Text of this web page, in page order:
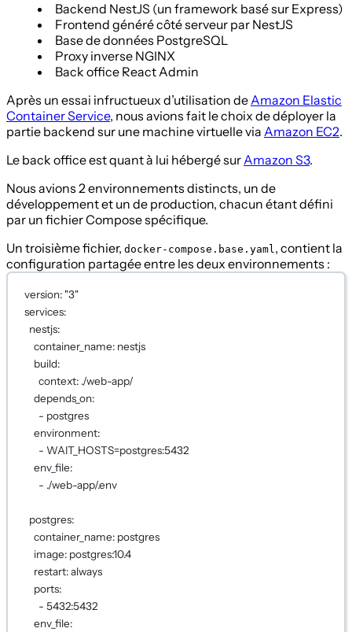
Backend NestJS (un framework basé sur Express)
Frontend généré côté serveur par NestJS
Base de données PostgreSQL
Proxy inverse NGINX
Back office React Admin
Après un essai infructueux d’utilisation deAmazon Elastic
Container Service, nous avions fait le choix de déployer la
partie backend sur une machine virtuelle via Amazon EC2.
Le back office est quant à lui hébergé surAmazon S3.
Nous avions 2 environnements distincts, un de
développement et un de production, chacun étant défini
par un fichier Compose spécifique.
Un troisième fichier, docker-compose.base.yaml, contient la
configuration partagée entre les deux environnements :
version: "3"
services:
nestjs:
container_name: nestjs
build:
context: ./web-app/
depends_on:
- postgres
environment:
- WAIT_HOSTS=postgres:5432
env_file:
- ./web-app/.env
postgres:
container_name: postgres
image: postgres:10.4
restart: always
ports:
- 5432:5432
env_file: